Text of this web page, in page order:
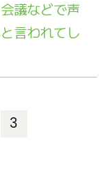
議などで声
言われてし
3